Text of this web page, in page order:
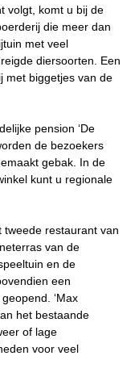
volgt, komt u bij de
die meer dan
met veel
diersoorten. Een
met biggetjes van de
pension ‘De
de bezoekers
gebak. In de
kunt u regionale
restaurant van
van de
en de
een
‘Max
het bestaande
of lage
voor veel